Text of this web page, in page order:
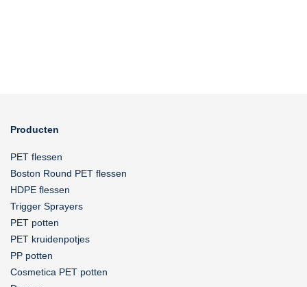
Producten
PET flessen
Boston Round PET flessen
HDPE flessen
Trigger Sprayers
PET potten
PET kruidenpotjes
PP potten
Cosmetica PET potten